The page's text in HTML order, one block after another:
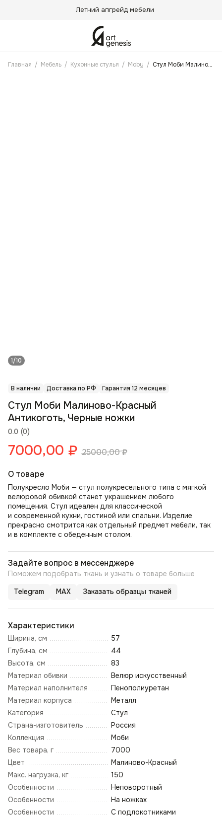
Летний апгрейд мебели
Главная / Мебель / Кухонные стулья / Moby / Стул Моби Малиново-Красный Антикоготь, Черные ножки
1/10
В наличии Доставка по РФ Гарантия 12 месяцев
0.0 (0)
Стул Моби Малиново-Красный
Антикоготь, Черные ножки
7000,00 ₽ 25000,00₽
О товаре
Полукресло Моби — стул полукресельного типа с мягкой
велюровой обивкой станет украшением любого
помещения. Стул идеален для классической
и современной кухни, гостиной или спальни. Изделие
прекрасно смотрится как отдельный предмет мебели, так
и в комплекте с обеденным столом.
Задайте вопрос в мессенджере
Поможем подобрать ткань и узнать о товаре больше
Telegram MAX Заказать образцы тканей
Характеристики
Ширина, см
57
Глубина, см
44
Высота, см
83
Материал обивки
Велюр искусственный
Материал наполнителя
Пенополиуретан
Материал корпуса
Металл
Категория
Стул
Страна-изготовитель
Россия
Коллекция
Моби
Вес товара, г
7000
Цвет
Малиново-Красный
Макс. нагрузка, кг
150
Особенности
Неповоротный
Особенности
На ножках
Особенности
С подлокотниками